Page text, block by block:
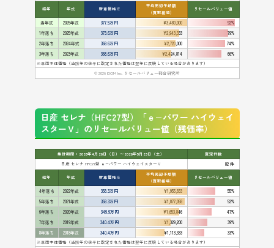
経年 年式 新車価格※
平均売却予想額
（買取相場）
リセールバリュー値
当年式 2026年式 377.5万円 ¥3,480,000
92%
1年落ち
2025年式 373.6万円 ¥2,943,333
79%
2年落ち
2024年式 368.6万円 ¥2,720,000
74%
3年落ち
2023年式 368.6万円 ¥2,424,814
66%
※車両本体価格（当該年の後半に改定された価格は翌年に反映している場合があります）
© 2026 IDOM Inc. リセールバリュー総合研究所
日産 セレナ（HFC27型）「ｅ−パワー ハイウェイ
スターＶ」のリセールバリュー値（残価率）
集計期間：2026年4月26日（日）〜2026年5月23日（土）
査定件数
日産 セレナ HFC27型 ｅ−パワー ハイウェイスターＶ
82 件
経年 年式 新車価格※
平均売却予想額
（買取相場）
リセールバリュー値
4年落ち 2022年式 358.3万円 ¥1,955,833
55%
5年落ち
2021年式 358.3万円 ¥1,877,058
52%
6年落ち
2020年式 349.9万円 ¥1,653,846
47%
7年落ち
2019年式 340.4万円 ¥1,329,200
39%
8年落ち
2018年式 340.4万円 ¥1,113,333
33%
※車両本体価格（当該年の後半に改定された価格は翌年に反映している場合があります）